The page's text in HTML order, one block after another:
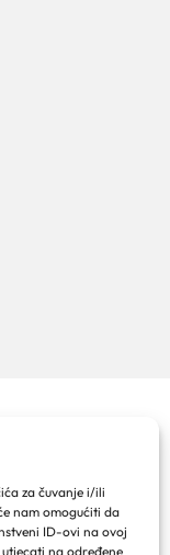
za čuvanje i/ili
nam omogućiti da
ID-ovi na ovoj
na određene